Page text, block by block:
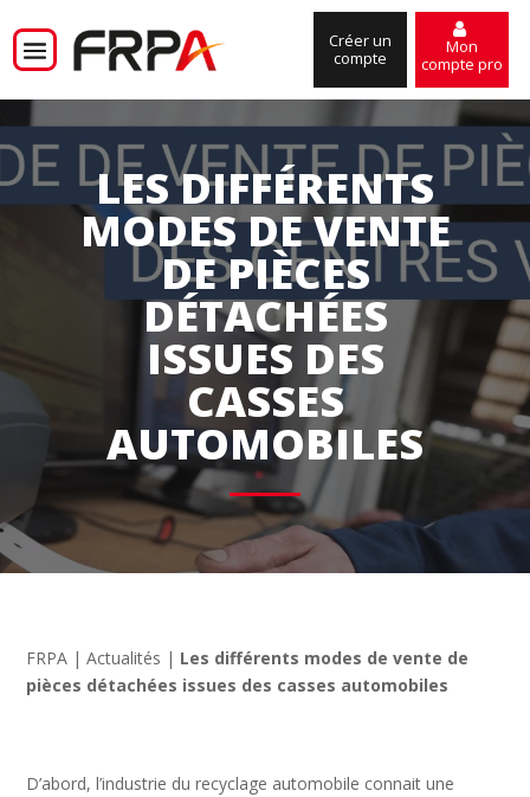
Créer un
compte
Mon
compte pro
LES DIFFÉRENTS
MODES DE VENTE
DE PIÈCES
DÉTACHÉES
ISSUES DES
CASSES
AUTOMOBILES
FRPA |Actualités | Les différents modes de vente de
pièces détachées issues des casses automobiles
D’abord, l’industrie du recyclage automobile connait une